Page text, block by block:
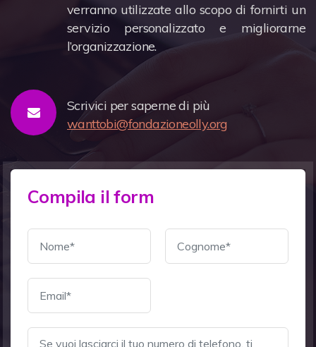
verranno utilizzate allo scopo di fornirti un
servizio personalizzato e migliorarne
l’organizzazione.
Scrivici per saperne di più
wanttobi@fondazioneolly.org
Compila il form